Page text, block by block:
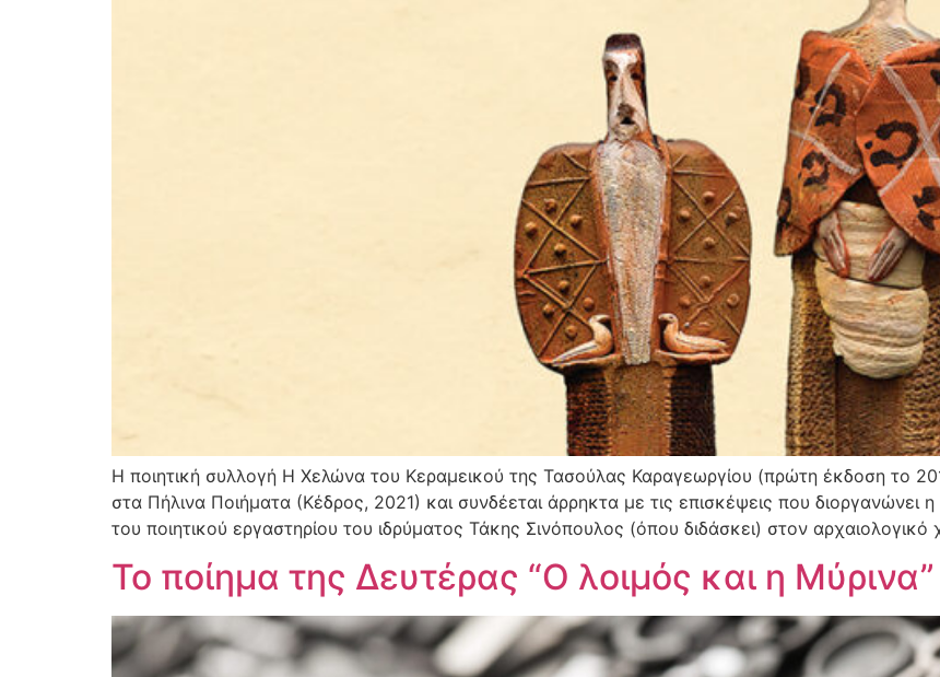
Η ποιητική συλλογή Η Χελώνα του Κεραμεικού της Τασούλας Καραγεωργίου (πρώτη έκδοση το
στα Πήλινα Ποιήματα (Κέδρος, 2021) και συνδέεται άρρηκτα με τις επισκέψεις που διοργανώνει
του ποιητικού εργαστηρίου του ιδρύματος Τάκης Σινόπουλος (όπου διδάσκει) στον
Το ποίημα της Δευτέρας “Ο λοιμός και η Μύρινα”